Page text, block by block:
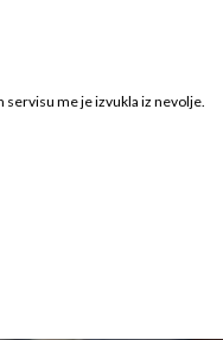
servisu me je izvukla iz nevolje.